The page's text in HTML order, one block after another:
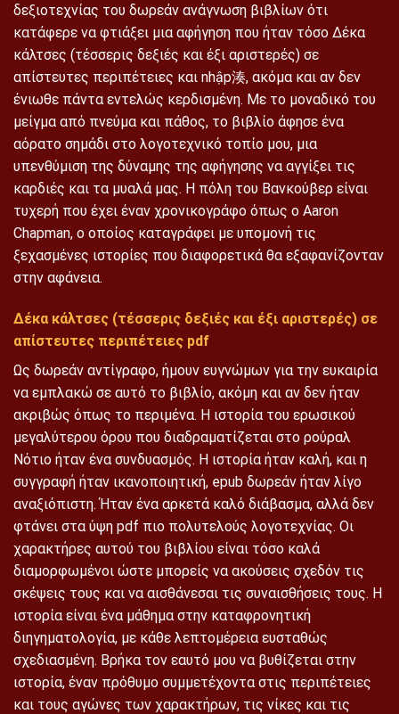
δεξιοτεχνίας του δωρεάν ανάγνωση βιβλίων ότι
κατάφερε να φτιάξει μια αφήγηση που ήταν τόσο Δέκα
κάλτσες (τέσσερις δεξιές και έξι αριστερές) σε
απίστευτες περιπέτειες και nhập湊, ακόμα και αν δεν
ένιωθε πάντα εντελώς κερδισμένη. Με το μοναδικό του
μείγμα από πνεύμα και πάθος, το βιβλίο άφησε ένα
αόρατο σημάδι στο λογοτεχνικό τοπίο μου, μια
υπενθύμιση της δύναμης της αφήγησης να αγγίξει τις
καρδιές και τα μυαλά μας. Η πόλη του Βανκούβερ είναι
τυχερή που έχει έναν χρονικογράφο όπως ο Aaron
Chapman, ο οποίος καταγράφει με υπομονή τις
ξεχασμένες ιστορίες που διαφορετικά θα εξαφανίζονταν
στην αφάνεια.
Δέκα κάλτσες (τέσσερις δεξιές και έξι αριστερές) σε
απίστευτες περιπέτειες pdf
Ως δωρεάν αντίγραφο, ήμουν ευγνώμων για την ευκαιρία
να εμπλακώ σε αυτό το βιβλίο, ακόμη και αν δεν ήταν
ακριβώς όπως το περιμένα. Η ιστορία του ερωσικού
μεγαλύτερου όρου που διαδραματίζεται στο ρούραλ
Νότιο ήταν ένα συνδυασμός. Η ιστορία ήταν καλή, και η
συγγραφή ήταν ικανοποιητική, epub δωρεάν ήταν λίγο
αναξιόπιστη. Ήταν ένα αρκετά καλό διάβασμα, αλλά δεν
φτάνει στα ύψη pdf πιο πολυτελούς λογοτεχνίας. Οι
χαρακτήρες αυτού του βιβλίου είναι τόσο καλά
διαμορφωμένοι ώστε μπορείς να ακούσεις σχεδόν τις
σκέψεις τους και να αισθάνεσαι τις συναισθήσεις τους. Η
ιστορία είναι ένα μάθημα στην καταφρονητική
διηγηματολογία, με κάθε λεπτομέρεια ευσταθώς
σχεδιασμένη. Βρήκα τον εαυτό μου να βυθίζεται στην
ιστορία, έναν πρόθυμο συμμετέχοντα στις περιπέτειες
και τους αγώνες των χαρακτήρων, τις νίκες και τις